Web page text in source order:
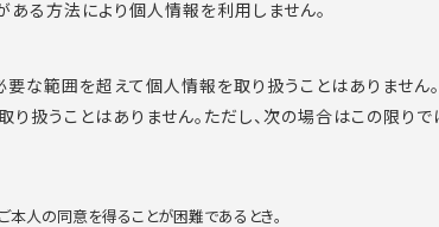
る方法により個人情報を利用しません。
な範囲を超えて個人情報を取り扱うことはありませ
扱うことはありません。ただし、次の場合はこの限りで
人の同意を得ることが困難であるとき。